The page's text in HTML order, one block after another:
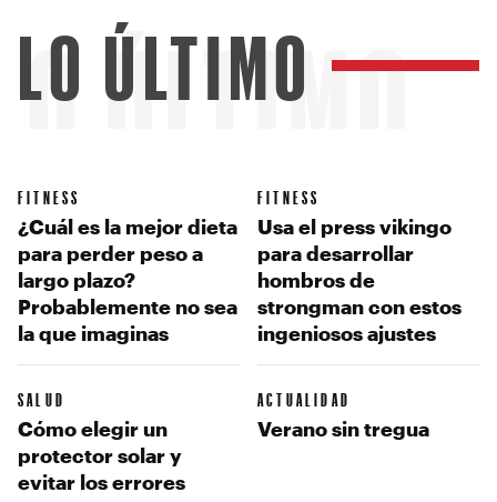
ÚLTIMO
LO ÚLTIMO
FITNESS
¿Cuál es la mejor dieta
para perder peso a
largo plazo?
Probablemente no sea
la que imaginas
FITNESS
Usa el press vikingo
para desarrollar
hombros de
strongman con estos
ingeniosos ajustes
SALUD
Cómo elegir un
protector solar y
evitar los errores
ACTUALIDAD
Verano sin tregua